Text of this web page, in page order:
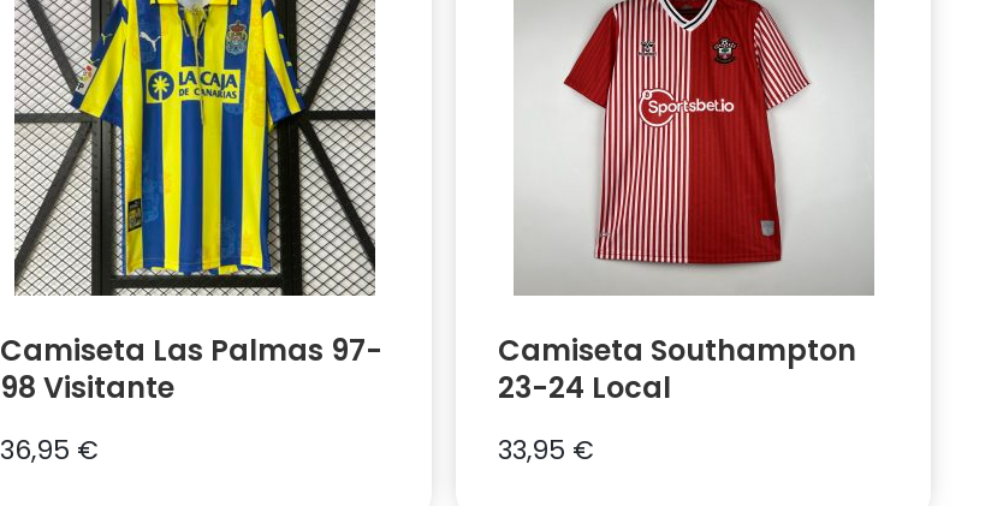
Camiseta Las Palmas 97-
98 Visitante
36,95 €
Camiseta Southampton
23-24 Local
33,95 €